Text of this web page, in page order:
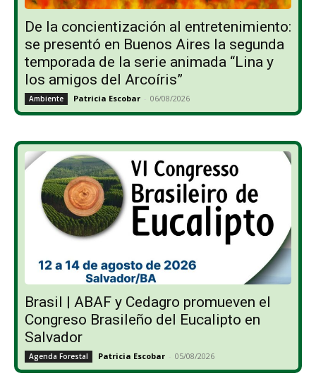
De la concientización al entretenimiento:
se presentó en Buenos Aires la segunda
temporada de la serie animada “Lina y
los amigos del Arcoíris”
Ambiente Patricia Escobar - 06/08/2026
Brasil | ABAF y Cedagro promueven el
Congreso Brasileño del Eucalipto en
Salvador
Agenda Forestal Patricia Escobar - 05/08/2026